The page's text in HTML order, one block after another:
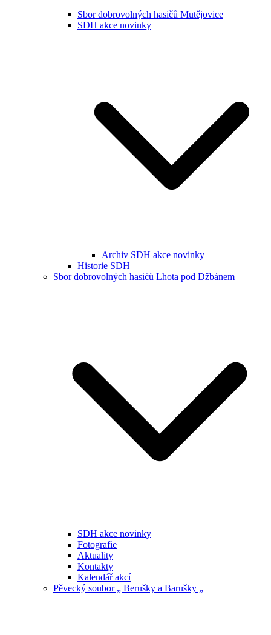
Sbor dobrovolných hasičů Mutějovice
SDH akce novinky
Archiv SDH akce novinky
Historie SDH
Sbor dobrovolných hasičů Lhota pod Džbánem
SDH akce novinky
Fotografie
Aktuality
Kontakty
Kalendář akcí
Pěvecký soubor „ Berušky a Barušky „